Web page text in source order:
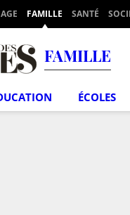
FAMILLE SANTÉ
FAMILLE
ÉCOLES